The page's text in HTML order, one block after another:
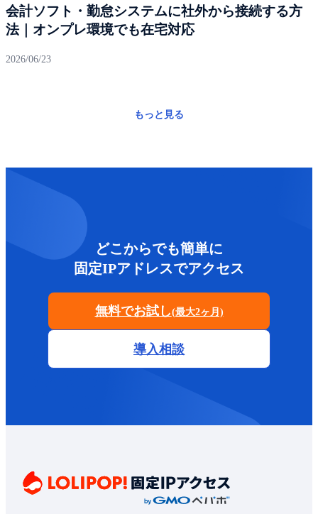
会計ソフト・勤怠システムに社外から接続する方
法｜オンプレ環境でも在宅対応
2026/06/23
もっと見る
どこからでも簡単に
固定IPアドレスでアクセス
無料でお試し(最大2ヶ月)
導入相談